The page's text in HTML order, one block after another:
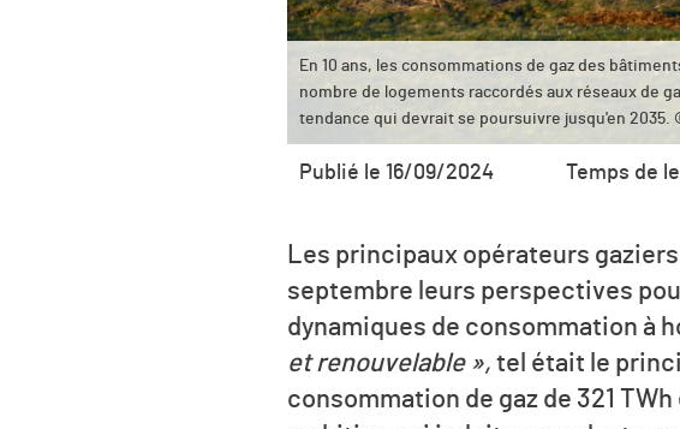
En 10 ans, les consommations de gaz des
nombre de logements raccordés aux réseaux de
tendance qui devrait se poursuivre jusqu'en
Publié le 16/09/2024 Temps de
Les principaux opérateurs gaziers
septembre leurs perspectives
dynamiques de consommation à
et renouvelable », tel était le
consommation de gaz de 321